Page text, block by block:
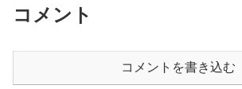
コメント
コメントを書き込む